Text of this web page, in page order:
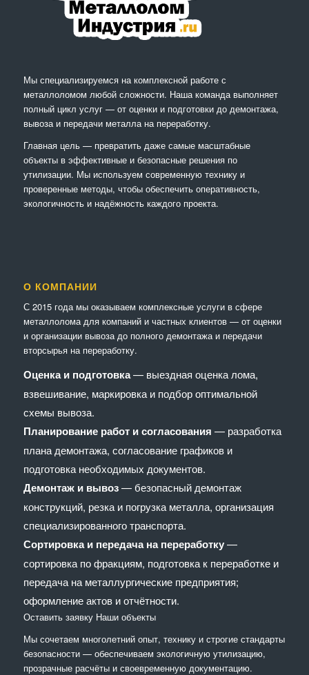
Мы специализируемся на комплексной работе с
металлоломом любой сложности. Наша команда выполняет
полный цикл услуг — от оценки и подготовки до демонтажа,
вывоза и передачи металла на переработку.
Главная цель — превратить даже самые масштабные
объекты в эффективные и безопасные решения по
утилизации. Мы используем современную технику и
проверенные методы, чтобы обеспечить оперативность,
экологичность и надёжность каждого проекта.
О КОМПАНИИ
С 2015 года мы оказываем комплексные услуги в сфере
металлолома для компаний и частных клиентов — от оценки
и организации вывоза до полного демонтажа и передачи
вторсырья на переработку.
Оценка и подготовка— выездная оценка лома,
взвешивание, маркировка и подбор оптимальной
схемы вывоза.
Планирование работ и согласования — разработка
плана демонтажа, согласование графиков и
подготовка необходимых документов.
Демонтаж и вывоз— безопасный демонтаж
конструкций, резка и погрузка металла, организация
специализированного транспорта.
Сортировка и передача на переработку—
сортировка по фракциям, подготовка к переработке и
передача на металлургические предприятия;
оформление актов и отчётности.
Оставить заявку Наши объекты
Мы сочетaем многолетний опыт, технику и строгие стандарты
безопасности — обеспечиваем экологичную утилизацию,
прозрачные расчёты и своевременную документацию.